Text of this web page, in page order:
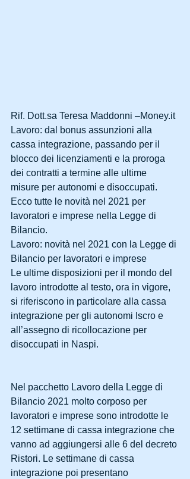
Rif. Dott.sa Teresa Maddonni –Money.it
Lavoro: dal bonus assunzioni alla
cassa integrazione, passando per il
blocco dei licenziamenti e la proroga
dei contratti a termine alle ultime
misure per autonomi e disoccupati.
Ecco tutte le novità nel 2021 per
lavoratori e imprese nella Legge di
Bilancio.
Lavoro: novità nel 2021 con la Legge di
Bilancio per lavoratori e imprese
Le ultime disposizioni per il mondo del
lavoro introdotte al testo, ora in vigore,
si riferiscono in particolare alla cassa
integrazione per gli autonomi Iscro e
all’assegno di ricollocazione per
disoccupati in Naspi.
Nel pacchetto Lavoro della Legge di
Bilancio 2021 molto corposo per
lavoratori e imprese sono introdotte le
12 settimane di cassa integrazione che
vanno ad aggiungersi alle 6 del decreto
Ristori. Le settimane di cassa
integrazione poi presentano